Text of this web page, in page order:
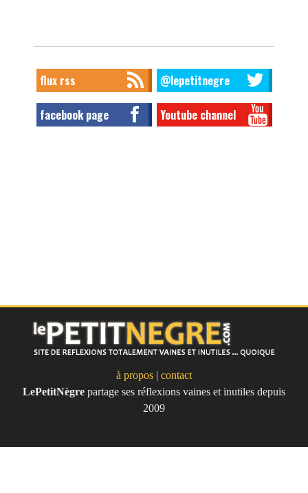
flux rss @lepetitnegre
facebook page Youtube channel
Le Petit Nègre
à propos | contact
LePetitNègre partage ses réflexions vaines et inutiles depuis
2009